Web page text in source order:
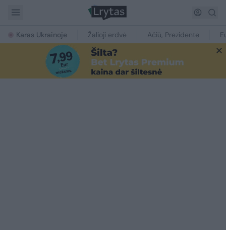
Karas Ukrainoje Žalioji erdvė Ačiū, Prezidente